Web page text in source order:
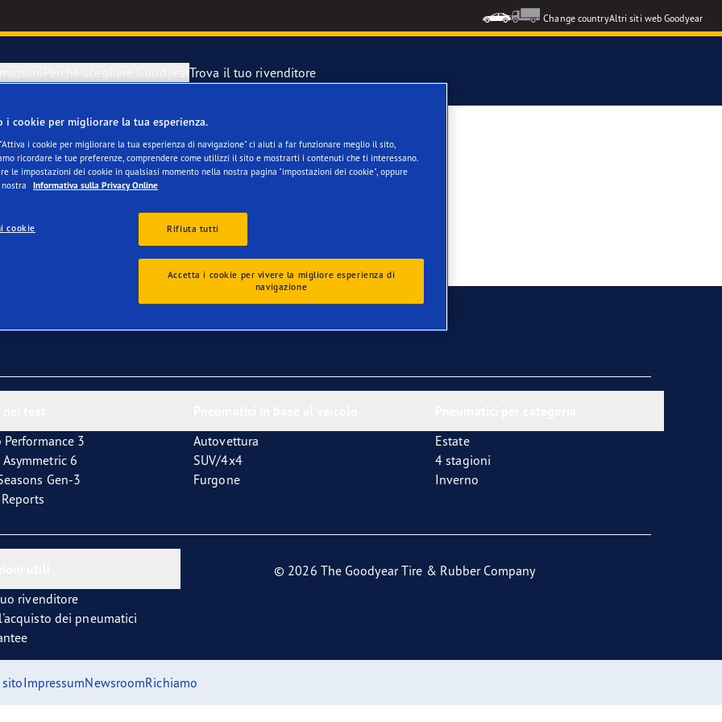
Change countryAltri siti web Goodyear
di un pneumatici sgonfio
di scorta
Perché scegliere Goodyear
Blimp
RACING
Trova il tuo rivenditore
Jaguar F-Type
Performance 3
Asymmetric 6
Gen-3
Autovettura
SUV/4x4
Furgone
Estate
4 stagioni
Inverno
rivenditore
dei pneumatici
© 2026 The Goodyear Tire & Rubber Company
ImpressumNewsroomRichiamo
i cookie per migliorare la tua esperienza.
i cookie per migliorare la tua esperienza di navigazione" ci aiuti a far funzionare meglio il sito,
ricordare le tue preferenze, comprendere come utilizzi il sito e mostrarti i contenuti che ti interessano.
le impostazioni dei cookie in qualsiasi momento nella nostra pagina "impostazioni dei cookie", oppure
Informativa sulla Privacy Online
cookie Rifiuta tutti
Accetta i cookie per vivere la migliore esperienza di
navigazione